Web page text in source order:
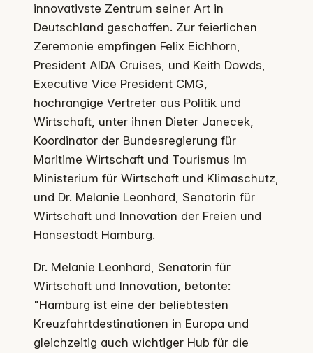
innovativste Zentrum seiner Art in
Deutschland geschaffen. Zur feierlichen
Zeremonie empfingen Felix Eichhorn,
President AIDA Cruises, und Keith Dowds,
Executive Vice President CMG,
hochrangige Vertreter aus Politik und
Wirtschaft, unter ihnen Dieter Janecek,
Koordinator der Bundesregierung für
Maritime Wirtschaft und Tourismus im
Ministerium für Wirtschaft und Klimaschutz,
und Dr. Melanie Leonhard, Senatorin für
Wirtschaft und Innovation der Freien und
Hansestadt Hamburg.
Dr. Melanie Leonhard, Senatorin für
Wirtschaft und Innovation, betonte:
"Hamburg ist eine der beliebtesten
Kreuzfahrtdestinationen in Europa und
gleichzeitig auch wichtiger Hub für die